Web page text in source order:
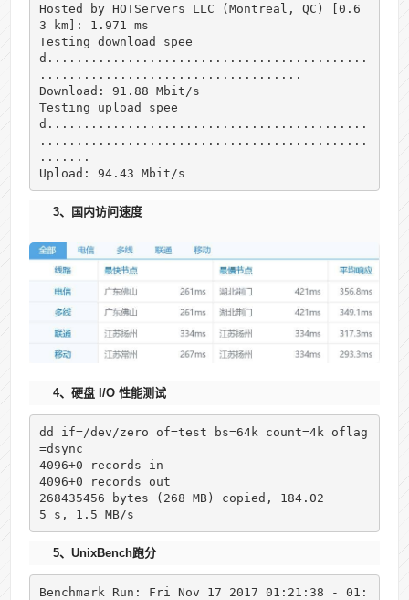
Hosted by HOTServers LLC (Montreal, QC) [0.6
3 km]: 1.971 ms
Testing download spee
d............................................
....................................
Download: 91.88 Mbit/s
Testing upload spee
d............................................
.............................................
.......
Upload: 94.43 Mbit/s
3、国内访问速度
4、硬盘 I/O 性能测试
dd if=/dev/zero of=test bs=64k count=4k oflag
=dsync
4096+0 records in
4096+0 records out
268435456 bytes (268 MB) copied, 184.02
5 s, 1.5 MB/s
5、UnixBench跑分
Benchmark Run: Fri Nov 17 2017 01:21:38 - 01: